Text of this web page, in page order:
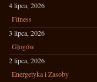
4 lipca, 2026
Fitness
3 lipca, 2026
Głogów
2 lipca, 2026
Energetyka i Zasoby